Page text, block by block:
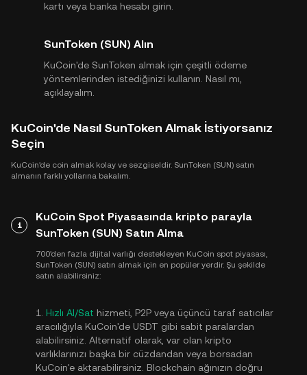
kartı veya banka hesabı girin.
SunToken (SUN) Alın
KuCoin'de SunToken almak için çeşitli ödeme
yöntemlerinden istediğinizi kullanın. Nasıl mı,
açıklayalım.
KuCoin'de Nasıl SunToken Almak İstiyorsanız
Seçin
KuCoin'de coin almak kolay ve sezgiseldir. SunToken (SUN) satın
almanın farklı yollarına bakalım.
1
KuCoin Spot Piyasasında kripto parayla
SunToken (SUN) Satın Alma
700'den fazla dijital varlığı destekleyen KuCoin spot piyasası,
SunToken (SUN) satın almak için en popüler yerdir. Şu şekilde
satın alabilirsiniz:
1. Hızlı Al/Sat hizmeti, P2P veya üçüncü taraf satıcılar
aracılığıyla KuCoin'de USDT gibi sabit paralardan
alabilirsiniz. Alternatif olarak, var olan kripto
varlıklarınızı başka bir cüzdandan veya borsadan
KuCoin'e aktarabilirsiniz. Blockchain ağınızın doğru